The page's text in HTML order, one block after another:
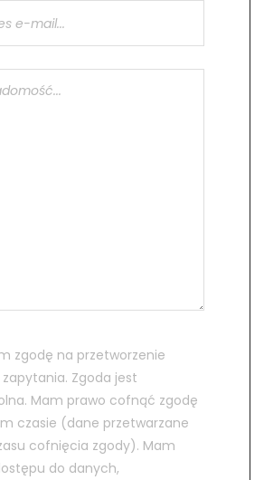
zgodę na przetworzenie
Zgoda jest
Mam prawo cofnąć zgodę
czasie (dane przetwarzane
cofnięcia zgody). Mam
do danych,